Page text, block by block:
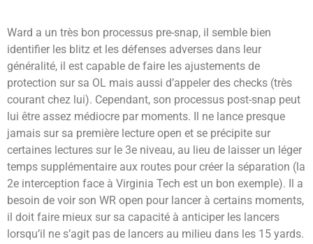
Ward a un très bon processus pre-snap, il semble bien
identifier les blitz et les défenses adverses dans leur
généralité, il est capable de faire les ajustements de
protection sur sa OL mais aussi d’appeler des checks (très
courant chez lui). Cependant, son processus post-snap peut
lui être assez médiocre par moments. Il ne lance presque
jamais sur sa première lecture open et se précipite sur
certaines lectures sur le 3e niveau, au lieu de laisser un léger
temps supplémentaire aux routes pour créer la séparation (la
2e interception face à Virginia Tech est un bon exemple). Il a
besoin de voir son WR open pour lancer à certains moments,
il doit faire mieux sur sa capacité à anticiper les lancers
lorsqu’il ne s’agit pas de lancers au milieu dans les 15 yards.